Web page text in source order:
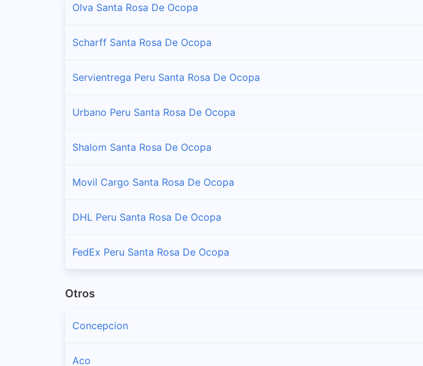
Olva Santa Rosa De Ocopa
Scharff Santa Rosa De Ocopa
Servientrega Peru Santa Rosa De Ocopa
Urbano Peru Santa Rosa De Ocopa
Shalom Santa Rosa De Ocopa
Movil Cargo Santa Rosa De Ocopa
DHL Peru Santa Rosa De Ocopa
FedEx Peru Santa Rosa De Ocopa
Otros
Concepcion
Aco